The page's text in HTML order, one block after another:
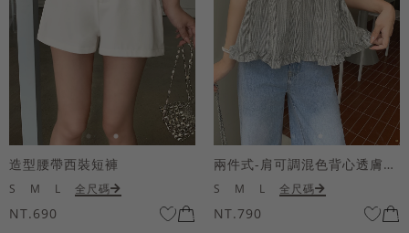
造型腰帶西裝短褲
S M L 全尺碼
NT.690
兩件式-肩可調混色背心透膚上衣套組
S M L 全尺碼
NT.790